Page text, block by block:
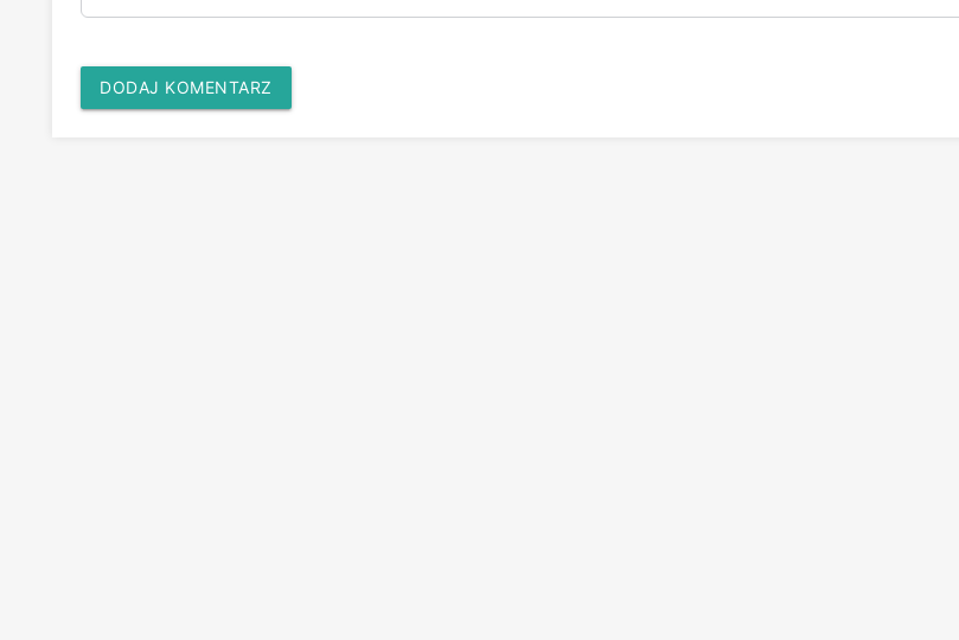
DODAJ KOMENTARZ